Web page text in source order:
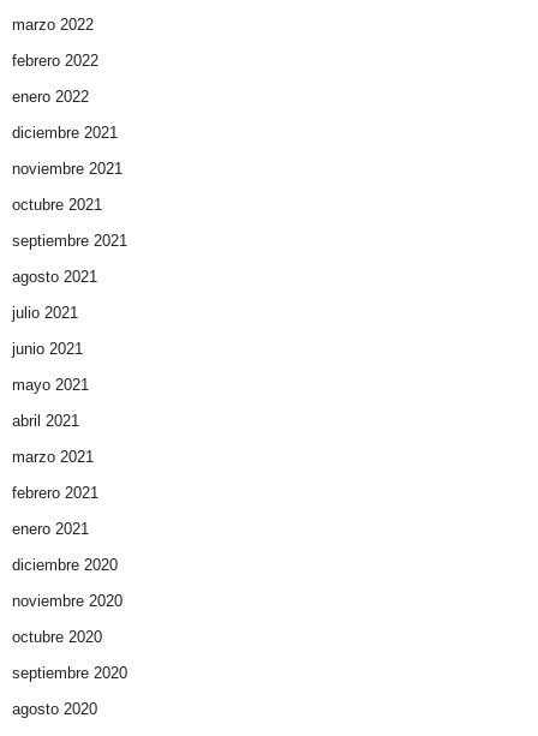
marzo 2022
febrero 2022
enero 2022
diciembre 2021
noviembre 2021
octubre 2021
septiembre 2021
agosto 2021
julio 2021
junio 2021
mayo 2021
abril 2021
marzo 2021
febrero 2021
enero 2021
diciembre 2020
noviembre 2020
octubre 2020
septiembre 2020
agosto 2020